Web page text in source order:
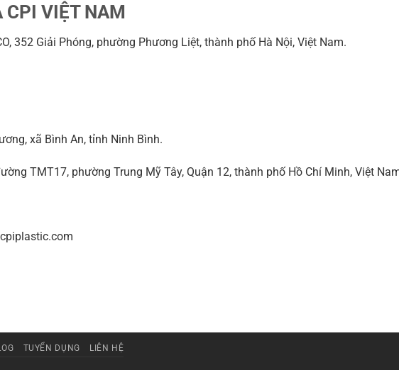
CPI VIỆT NAM
352 Giải Phóng, phường Phương Liệt, thành phố Hà Nội, Việt Nam.
xã Bình An, tỉnh Ninh Bình.
TMT17, phường Trung Mỹ Tây, Quận 12, thành phố Hồ Chí Minh, Việt
TUYỂN DỤNG LIÊN HỆ